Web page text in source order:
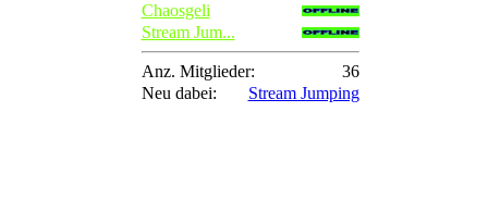
Chaosgeli
Stream Jum...
Anz. Mitglieder:
36
Neu dabei:
Stream Jumping